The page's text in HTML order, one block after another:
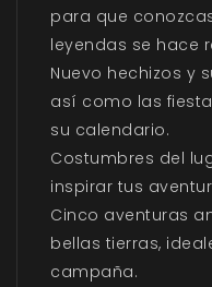
para que
leyendas se hace
Nuevo hechizos y
así como las
su calendario.
Costumbres del
inspirar tus
Cinco aventuras
bellas tierras,
campaña.